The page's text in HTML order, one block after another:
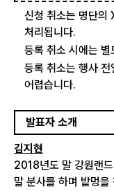
신청 취소는 명단의
처리됩니다.
등록 취소 시에는 별
등록 취소는 행사 전
어렵습니다.
발표자 소개
김지현
2018년도 말 강원랜
말 분사를 하며 밭멍